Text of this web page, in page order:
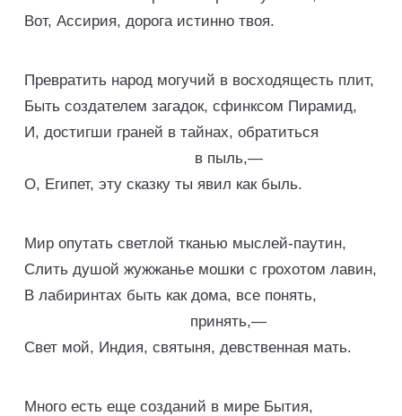
Вот, Ассирия, дорога истинно твоя.
Превратить народ могучий в восходящесть плит,
Быть создателем загадок, сфинксом Пирамид,
И, достигши граней в тайнах, обратиться
в пыль,—
О, Египет, эту сказку ты явил как быль.
Мир опутать светлой тканью мыслей-паутин,
Слить душой жужжанье мошки с грохотом лавин,
В лабиринтах быть как дома, все понять,
принять,—
Свет мой, Индия, святыня, девственная мать.
Много есть еще созданий в мире Бытия,